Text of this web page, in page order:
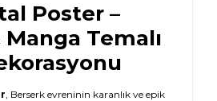
Poster –
Temalı
, Berserk evreninin karanlık ve epik